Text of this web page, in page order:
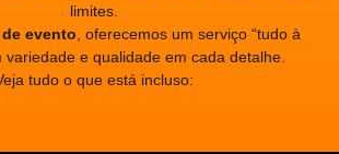
limites.
evento , oferecemos um serviço “tudo à
variedade e qualidade em cada detalhe.
tudo o que está incluso: